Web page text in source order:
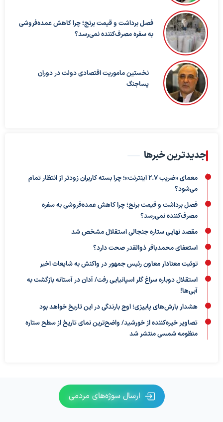
فصل برداشت و قیمت برنج؛ چرا کاهش عمده‌فروشی
به سفره مصرف‌کننده نمی‌رسد؟
نخستین ماموریت اقتصادی دولت در دوران
پساجنگ
جدیدترین خبرها
معمای «ضریب ۲.۷ اینترنت»؛ چرا بسته کاربران زودتر از انتظار تمام
می‌شود؟
فصل برداشت و قیمت برنج؛ چرا کاهش عمده‌فروشی به سفره
مصرف‌کننده نمی‌رسد؟
مقصد نهایی ستاره جنجالی استقلال مشخص شد
استعفای محمدباقر ذوالقدر صحت دارد؟
توئیت معنادار معاون رئیس جمهور در واکنش به شایعات اخیر
استقلال دوباره سراغ گلر اسپانیایی رفت/ آدان در آستانه بازگشت به
آبی‌ها!
هشدار بارش‌های پاییزی؛ اوج بارندگی در این تاریخ خواهد بود
تصاویر خیره‌کننده از خورشید/ واضح‌ترین نمای تاریخ از سطح ستاره
منظومه شمسی منتشر شد
ارسال سوژه‌های مردمی